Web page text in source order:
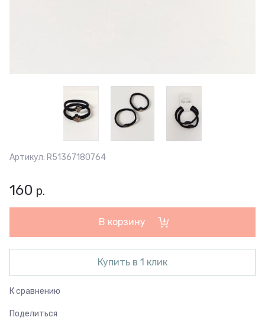
Артикул: R51367180764
160 р.
В корзину
Купить в 1 клик
К сравнению
Поделиться